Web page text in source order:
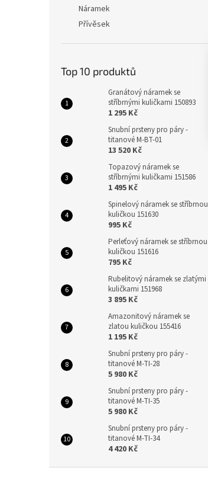
Náramek
Přívěsek
Top 10 produktů
Granátový náramek se
stříbrnými kuličkami 150893
1 295 Kč
Snubní prsteny pro páry -
titanové M-BT-01
13 520 Kč
Topazový náramek se
stříbrnými kuličkami 151586
1 495 Kč
Spinelový náramek se stříbrnou
kuličkou 151630
995 Kč
Perleťový náramek se stříbrnou
kuličkou 151616
795 Kč
Rubelitový náramek se zlatými
kuličkami 151968
3 895 Kč
Amazonitový náramek se
zlatou kuličkou 155416
1 195 Kč
Snubní prsteny pro páry -
titanové M-TI-28
5 980 Kč
Snubní prsteny pro páry -
titanové M-TI-35
5 980 Kč
Snubní prsteny pro páry -
titanové M-TI-34
4 420 Kč